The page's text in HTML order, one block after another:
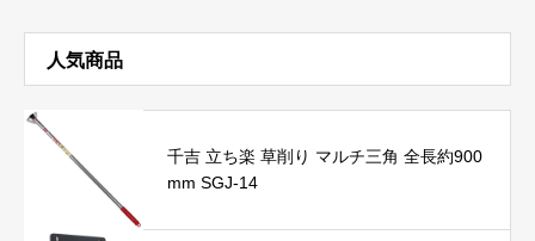
人気商品
千吉 立ち楽 草削り マルチ三角 全長約900
mm SGJ-14